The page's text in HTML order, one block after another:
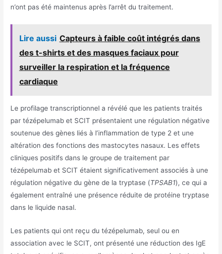
n’ont pas été maintenus après l’arrêt du traitement.
Lire aussi Capteurs à faible coût intégrés dans
des t-shirts et des masques faciaux pour
surveiller la respiration et la fréquence
cardiaque
Le profilage transcriptionnel a révélé que les patients traités
par tézépelumab et SCIT présentaient une régulation négative
soutenue des gènes liés à l’inflammation de type 2 et une
altération des fonctions des mastocytes nasaux. Les effets
cliniques positifs dans le groupe de traitement par
tézépelumab et SCIT étaient significativement associés à une
régulation négative du gène de la tryptase (TPSAB1), ce qui a
également entraîné une présence réduite de protéine tryptase
dans le liquide nasal.
Les patients qui ont reçu du tézépelumab, seul ou en
association avec le SCIT, ont présenté une réduction des IgE